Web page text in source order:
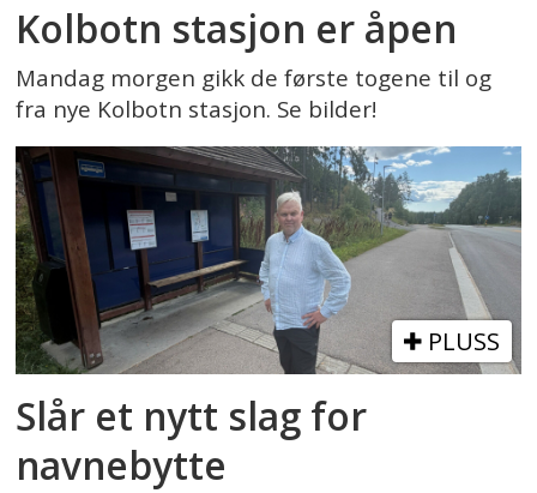
Kolbotn stasjon er åpen
Mandag morgen gikk de første togene til og
fra nye Kolbotn stasjon. Se bilder!
PLUSS
Slår et nytt slag for
navnebytte